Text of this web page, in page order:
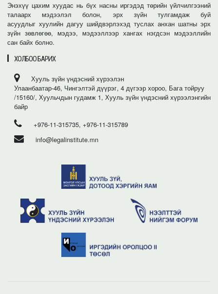
Энэхүү цахим хуудас нь бүх насны иргэдэд төрийн үйлчилгээний
талаарх мэдээлэл болон, эрх зүйн тулгамдаж буй
асуудлыг хуулийн дагуу шийдвэрлэхэд туслах анхан шатны эрх
зүйн зөвлөгөө, мэдээ, мэдээллээр хангах нэгдсэн мэдээллийн
сан байх болно.
ХОЛБОО БАРИХ
Хууль зүйн үндэсний хүрээлэн
Улаанбаатар-46, Чингэлтэй дүүрэг, 4 дүгээр хороо, Бага тойруу
/15160/, Хуульчдын гудамж 1, Хууль зүйн үндэсний хүрээлэнгийн
байр
+976-11-315735, +976-11-315789
info@legalinstitute.mn